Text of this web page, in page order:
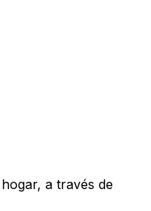
a través de